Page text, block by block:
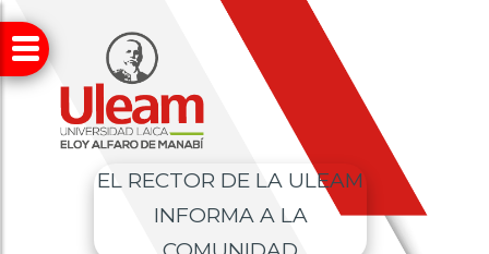
EL RECTOR DE LA ULEAM
INFORMA A LA